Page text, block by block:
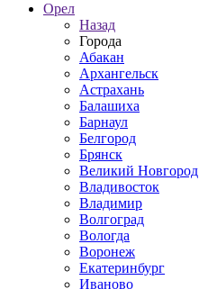
Орел
Назад
Города
Абакан
Архангельск
Астрахань
Балашиха
Барнаул
Белгород
Брянск
Великий Новгород
Владивосток
Владимир
Волгоград
Вологда
Воронеж
Екатеринбург
Иваново